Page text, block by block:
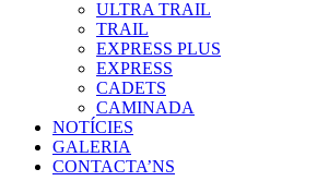
ULTRA TRAIL
TRAIL
EXPRESS PLUS
EXPRESS
CADETS
CAMINADA
NOTÍCIES
GALERIA
CONTACTA’NS